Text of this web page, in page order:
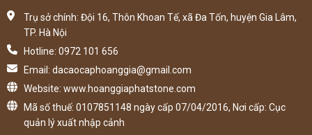
Trụ sở chính: Đội 16, Thôn Khoan Tế, xã Đa Tốn, huyện Gia Lâm,
TP. Hà Nội
Hotline: 0972 101 656
Email: dacaocaphoanggia@gmail.com
Website: www.hoanggiaphatstone.com
Mã số thuế: 0107851148 ngày cấp 07/04/2016, Nơi cấp: Cục
quản lý xuất nhập cảnh